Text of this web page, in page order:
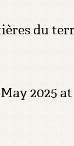
du
2025